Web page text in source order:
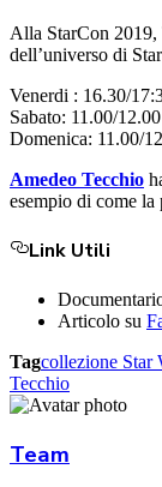
Alla StarCon 2019,
dell’universo di
Venerdi : 16.30/
Sabato: 11.00/
Domenica: 11.00/
Amedeo Tecchio
esempio di come
Link Utili
Articolo su
Tagcollezione Star
Tecchio
Team